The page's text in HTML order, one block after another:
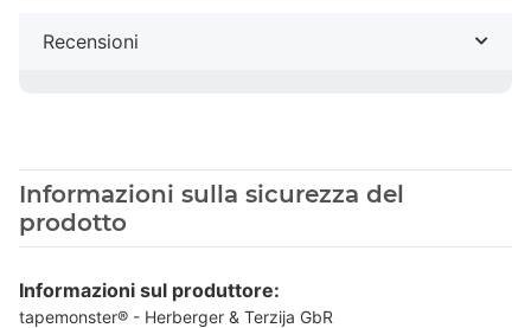
Recensioni
Informazioni sulla sicurezza del
prodotto
Informazioni sul produttore:
tapemonster® - Herberger & Terzija GbR